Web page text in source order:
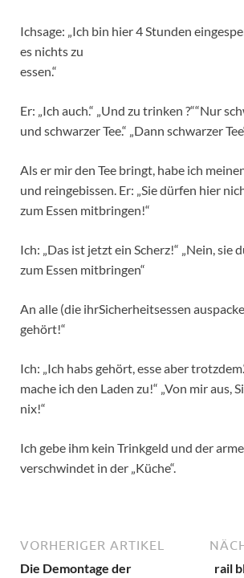
Ichsage: „Ich bin hier 4 Stunden
es nichts zu
essen.“
Er: „Ich auch.“ „Und zu trinken ?““Nur
und schwarzer Tee.“ „Dann schwarzer
Als er mir den Tee bringt, habe ich
und reingebissen. Er: „Sie dürfen hier
zum Essen mitbringen!“
Ich: „Das ist jetzt ein Scherz!“ „Nein, sie
zum Essen mitbringen“
An alle (die ihrSicherheitsessen
gehört!“
Ich: „Ich habs gehört, esse aber
mache ich den Laden zu!“ „Von mir aus,
nix!“
Ich gebe ihm kein Trinkgeld und der
verschwindet in der „Küche“.
VORHERIGER ARTIKEL
Die Demontage der
rail